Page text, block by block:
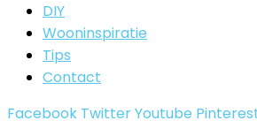
DIY
Wooninspiratie
Tips
Contact
Facebook TwitterYoutube